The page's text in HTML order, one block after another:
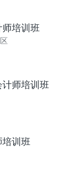
培训班
师培训班
训班